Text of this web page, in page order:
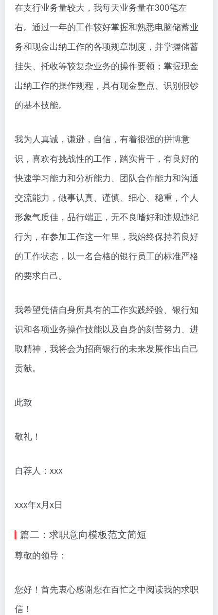
在支行业务量较大，我每天业务量在300笔左
右。通过一年的工作较好掌握和熟悉电脑储蓄业
务和现金出纳工作的各项规章制度，并掌握储蓄
挂失、托收等较复杂业务的操作要领；掌握现金
出纳工作的操作规程，具有现金整点、识别假钞
的基本技能。
我为人真诚，谦逊，自信，有着很强的拼博意
识，喜欢有挑战性的工作，踏实肯干，有良好的
快速学习能力和分析能力、团队合作能力和沟通
交流能力，做事认真、谨慎、细心、稳重，个人
形象气质佳，品行端正，无不良嗜好和违规违纪
行为，在参加工作这一年里，我始终保持着良好
的工作状态，以一名合格的银行员工的标准严格
的要求自己。
我希望凭借自身所具有的工作实践经验、银行知
识和各项业务操作技能以及自身的刻苦努力、进
取精神，我将会为招商银行的未来发展作出自己
贡献。
此致
敬礼！
自荐人：xxx
xxx年x月x日
篇二：求职意向模板范文简短
尊敬的领导：
您好！首先衷心感谢您在百忙之中阅读我的求职
信！